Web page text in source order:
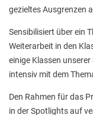
Lehrer*innen
Lehrkräfte
Sekretariat
Formulare
gezieltes Ausgrenzen
Sensibilisiert über ein
Weiterarbeit in den
einige Klassen
intensiv mit dem
Den Rahmen für das
in der Spotlights auf